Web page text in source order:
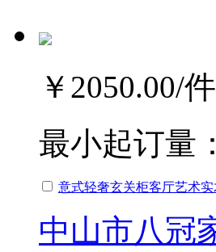
￥2050.00/件
最小起订量：
意式轻奢玄关柜客厅艺术
中山市八冠